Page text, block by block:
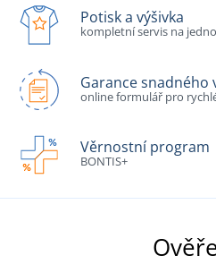
Potisk a výšivka
kompletní servis na
Garance snadného
online formulář pro
Věrnostní program
BONTIS+